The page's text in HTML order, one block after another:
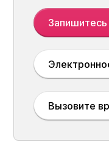
Вызовите